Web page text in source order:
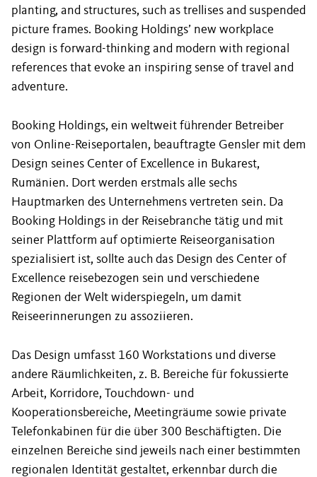
planting, and structures, such as trellises and suspended
picture frames. Booking Holdings’ new workplace
design is forward-thinking and modern with regional
references that evoke an inspiring sense of travel and
adventure.
Booking Holdings, ein weltweit führender Betreiber
von Online-Reiseportalen, beauftragte Gensler mit dem
Design seines Center of Excellence in Bukarest,
Rumänien. Dort werden erstmals alle sechs
Hauptmarken des Unternehmens vertreten sein. Da
Booking Holdings in der Reisebranche tätig und mit
seiner Plattform auf optimierte Reiseorganisation
spezialisiert ist, sollte auch das Design des Center of
Excellence reisebezogen sein und verschiedene
Regionen der Welt widerspiegeln, um damit
Reiseerinnerungen zu assoziieren.
Das Design umfasst 160 Workstations und diverse
andere Räumlichkeiten, z. B. Bereiche für fokussierte
Arbeit, Korridore, Touchdown- und
Kooperationsbereiche, Meetingräume sowie private
Telefonkabinen für die über 300 Beschäftigten. Die
einzelnen Bereiche sind jeweils nach einer bestimmten
regionalen Identität gestaltet, erkennbar durch die